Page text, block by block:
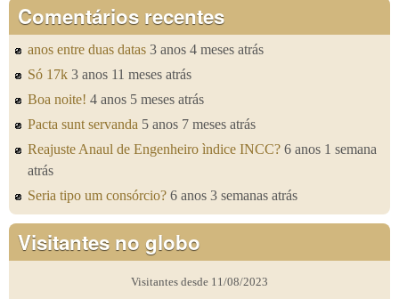
Comentários recentes
anos entre duas datas 3 anos 4 meses atrás
Só 17k 3 anos 11 meses atrás
Boa noite! 4 anos 5 meses atrás
Pacta sunt servanda 5 anos 7 meses atrás
Reajuste Anaul de Engenheiro ìndice INCC? 6 anos 1 semana
atrás
Seria tipo um consórcio? 6 anos 3 semanas atrás
Visitantes no globo
Visitantes desde 11/08/2023